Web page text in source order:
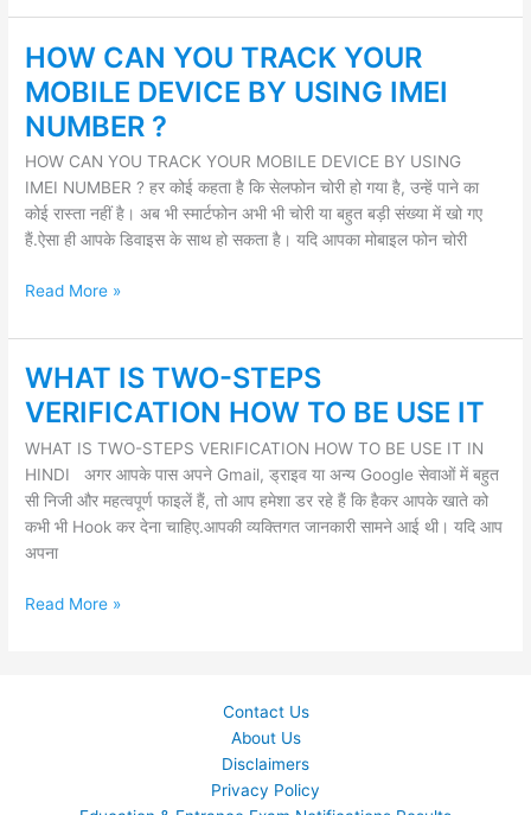
HOW CAN YOU TRACK YOUR
MOBILE DEVICE BY USING IMEI
NUMBER ?
HOW CAN YOU TRACK YOUR MOBILE DEVICE BY USING
IMEI NUMBER ? हर कोई कहता है कि सेलफोन चोरी हो गया है, उन्हें पाने का
कोई रास्ता नहीं है। अब भी स्मार्टफोन अभी भी चोरी या बहुत बड़ी संख्या में खो गए
हैं.ऐसा ही आपके डिवाइस के साथ हो सकता है। यदि आपका मोबाइल फोन चोरी
HOW
CAN
YOU
TRACK
YOUR
MOBILE
DEVICE
BY
IMEI
?
Read More »
WHAT IS TWO-STEPS
VERIFICATION HOW TO BE USE IT
WHAT IS TWO-STEPS VERIFICATION HOW TO BE USE IT IN
HINDI अगर आपके पास अपने Gmail, ड्राइव या अन्य Google सेवाओं में बहुत
सी निजी और महत्वपूर्ण फाइलें हैं, तो आप हमेशा डर रहे हैं कि हैकर आपके खाते को
कभी भी Hook कर देना चाहिए.आपकी व्यक्तिगत जानकारी सामने आई थी। यदि आप
अपना
WHAT
IS
TWO-
STEPS
VERIFICATION
HOW
TO
BE
IT
Read More »
Contact Us
About Us
Disclaimers
Privacy Policy